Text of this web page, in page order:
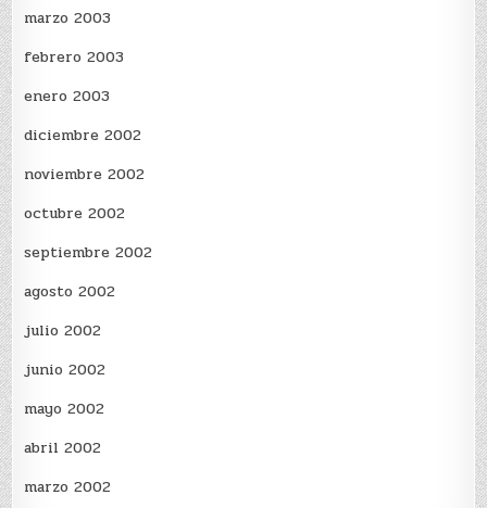
marzo 2003
febrero 2003
enero 2003
diciembre 2002
noviembre 2002
octubre 2002
septiembre 2002
agosto 2002
julio 2002
junio 2002
mayo 2002
abril 2002
marzo 2002